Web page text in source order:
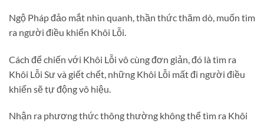
Ngộ Pháp đảo mắt nhìn quanh, thần thức thăm dò, muốn tìm
ra người điều khiển Khôi Lỗi.
Cách để chiến với Khôi Lỗi vô cùng đơn giản, đó là tìm ra
Khôi Lỗi Sư và giết chết, những Khôi Lỗi mất đi người điều
khiển sẽ tự động vô hiệu.
Nhận ra phương thức thông thường không thể tìm ra Khôi